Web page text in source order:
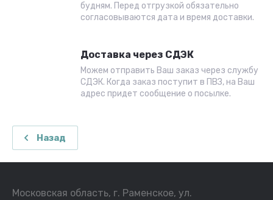
будням. Перед отгрузкой обязательно
согласовываются дата и время доставки.
Доставка через СДЭК
Можем отправить Ваш заказ через службу
СДЭК. Когда заказ поступит в ПВЗ, на Ваш
адрес придет сообщение о посылке.
Назад
Московская область, г. Раменское, ул.